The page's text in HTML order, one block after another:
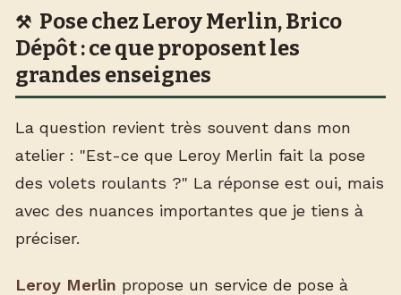
Pose chez Leroy Merlin, Brico
Dépôt : ce que proposent les
grandes enseignes
La question revient très souvent dans mon
atelier : "Est-ce que Leroy Merlin fait la pose
des volets roulants ?" La réponse est oui, mais
avec des nuances importantes que je tiens à
préciser.
Leroy Merlin propose un service de pose à